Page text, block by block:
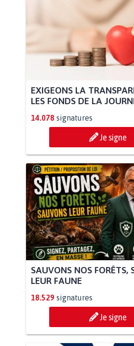
EXIGEONS LA
LES FONDS DE LA
14.078 signatures
Je signe
SAUVONS NOS FORÊTS,
LEUR FAUNE
18.529 signatures
Je signe